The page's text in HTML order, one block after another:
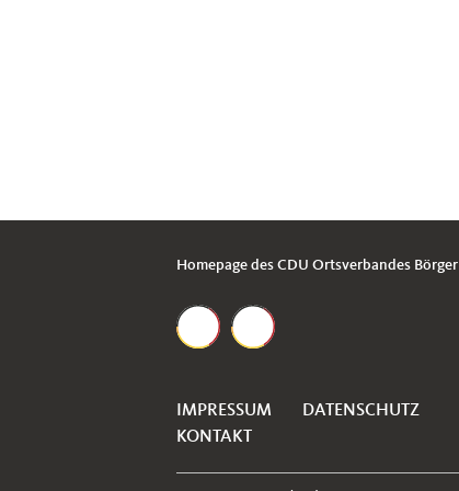
Homepage des CDU Ortsverbandes Börger
IMPRESSUM
DATENSCHUTZ
KONTAKT